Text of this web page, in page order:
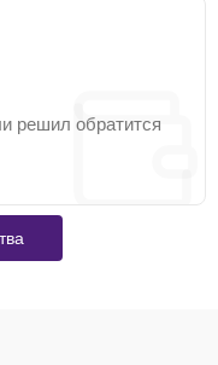
решил обратится